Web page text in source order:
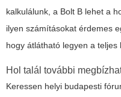
kalkulálunk, a Bolt B lehet a
ilyen számításokat érdemes
hogy átlátható legyen a teljes
Hol talál további
Keressen helyi budapesti